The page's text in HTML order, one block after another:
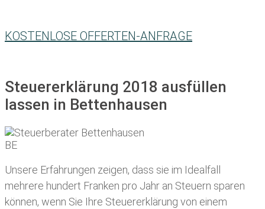
KOSTENLOSE OFFERTEN-ANFRAGE
Steuererklärung 2018 ausfüllen
lassen in Bettenhausen
Unsere Erfahrungen zeigen, dass sie im Idealfall
mehrere hundert Franken pro Jahr an Steuern sparen
können, wenn Sie Ihre Steuererklärung von einem